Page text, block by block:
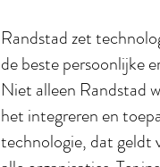
Randstad zet
de beste persoonlijke
Niet alleen Randstad
het integreren en
technologie, dat geldt